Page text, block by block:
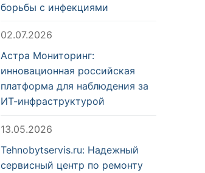
борьбы с инфекциями
02.07.2026
Астра Мониторинг:
инновационная российская
платформа для наблюдения за
ИТ-инфраструктурой
13.05.2026
Tehnobytservis.ru: Надежный
сервисный центр по ремонту